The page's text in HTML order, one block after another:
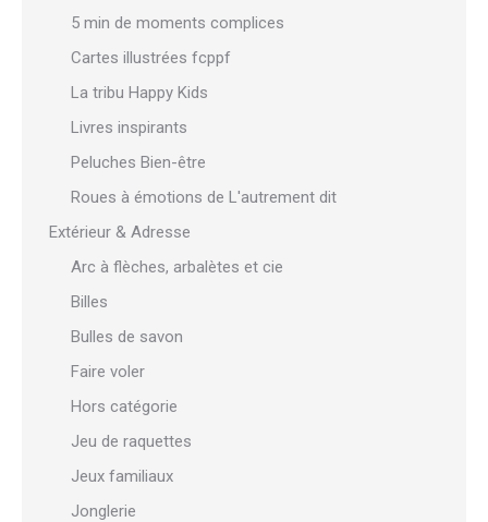
5 min de moments complices
Cartes illustrées fcppf
La tribu Happy Kids
Livres inspirants
Peluches Bien-être
Roues à émotions de L'autrement dit
Extérieur & Adresse
Arc à flèches, arbalètes et cie
Billes
Bulles de savon
Faire voler
Hors catégorie
Jeu de raquettes
Jeux familiaux
Jonglerie